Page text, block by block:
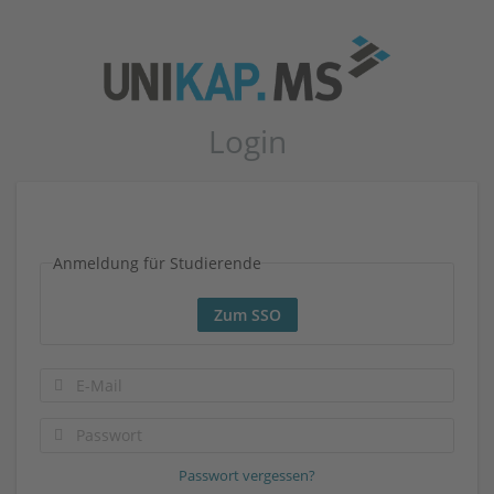
Login
Anmeldung für Studierende
Zum SSO
Passwort vergessen?